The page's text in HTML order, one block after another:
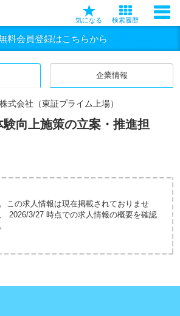
気になる 検索履歴
料会員登録はこちらから
企業情報
式会社（東証プライム上場）
向上施策の立案・推進担
この求人情報は現在掲載されておりませ
2026/3/27 時点での求人情報の概要を確認